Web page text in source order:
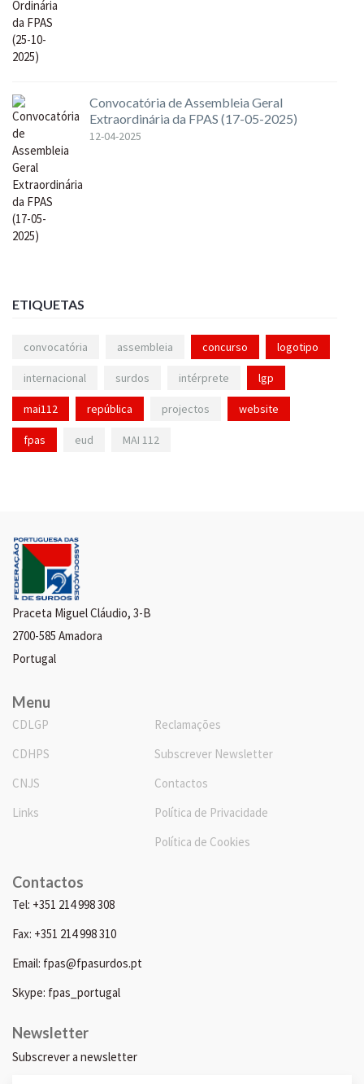
Convocatória de Assembleia Geral
Extraordinária da FPAS (17-05-2025)
12-04-2025
ETIQUETAS
convocatória assembleia concurso logotipo
internacional surdos intérprete lgp
mai112 república projectos website
fpas eud MAI 112
Praceta Miguel Cláudio, 3-B
2700-585 Amadora
Portugal
Menu
CDLGP
CDHPS
CNJS
Links
Reclamações
Subscrever Newsletter
Contactos
Política de Privacidade
Política de Cookies
Contactos
Tel: +351 214 998 308
Fax: +351 214 998 310
Email: fpas@fpasurdos.pt
Skype: fpas_portugal
Newsletter
Subscrever a newsletter